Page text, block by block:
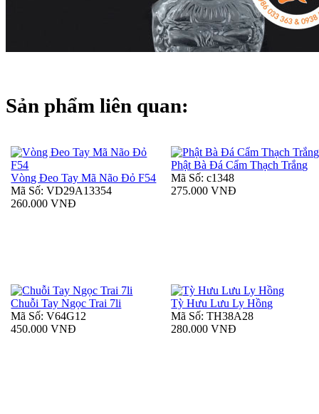
Sản phẩm liên quan:
Vòng Đeo Tay Mã Não Đỏ F54
Mã Số: VD29A13354
260.000 VNĐ
Phật Bà Đá Cẩm Thạch Trắng
Mã Số: c1348
275.000 VNĐ
Chuỗi Tay Ngọc Trai 7li
Mã Số: V64G12
450.000 VNĐ
Tỳ Hưu Lưu Ly Hồng
Mã Số: TH38A28
280.000 VNĐ